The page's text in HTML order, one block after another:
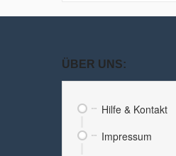
ÜBER UNS:
Hilfe & Kontakt
Impressum